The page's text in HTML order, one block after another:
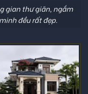
gian thư giãn, ngắm
đều rất đẹp.